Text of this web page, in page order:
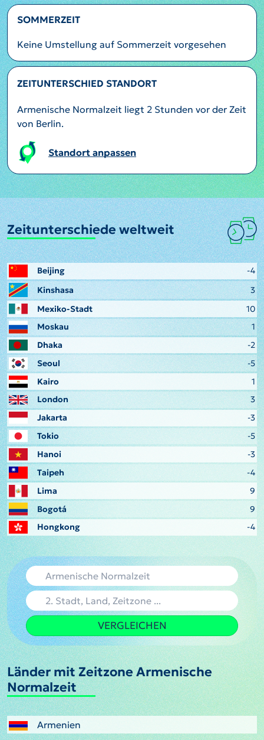
SOMMERZEIT
Keine Umstellung auf Sommerzeit vorgesehen
ZEITUNTERSCHIED STANDORT
Armenische Normalzeit liegt 2 Stunden vor der Zeit
von Berlin.
Standort anpassen
Zeitunterschiede weltweit
Beijing
-4
Kinshasa
3
Mexiko-Stadt
10
Moskau
1
Dhaka
-2
Seoul
-5
Kairo
1
London
3
Jakarta
-3
Tokio
-5
Hanoi
-3
Taipeh
-4
Lima
9
Bogotá
9
Hongkong
-4
VERGLEICHEN
Länder mit Zeitzone Armenische
Normalzeit
Armenien